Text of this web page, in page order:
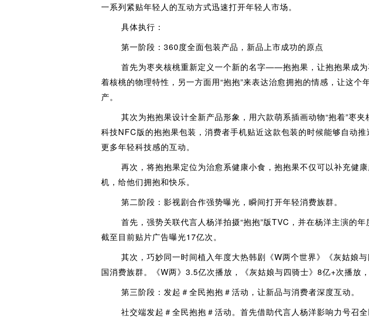
一系列紧贴年轻人的互动方式迅速打开年轻人市场。
具体执行：
第一阶段：360度全面包装产品，新品上市成功的原点
首先为枣夹核桃重新定义一个新的名字——抱抱果，让抱抱果成为
着核桃的物理特性，另一方面用“抱抱”来表达治愈拥抱的情感，让这
产。
其次为抱抱果设计全新产品形象，用六款萌系插画动物“抱着”枣夹
科技NFC版的抱抱果包装，消费者手机贴近这款包装的时候能够自动
更多年轻科技感的互动。
再次，将抱抱果定位为治愈系健康小食，抱抱果不仅可以补充健康
机，给他们拥抱和快乐。
第二阶段：影视剧合作强势曝光，瞬间打开年轻消费族群。
首先，强势关联代言人杨洋拍摄“抱抱”版TVC，并在杨洋主演的年
截至目前贴片广告曝光17亿次。
其次，巧妙同一时间植入年度大热韩剧《W两个世界》《灰姑娘与
国消费族群。《W两》3.5亿次播放，《灰姑娘与四骑士》8亿+次播放
第三阶段：发起＃全民抱抱＃活动，让新品与消费者深度互动。
社交端发起＃全民抱抱＃活动。首先借助代言人杨洋影响力号召全